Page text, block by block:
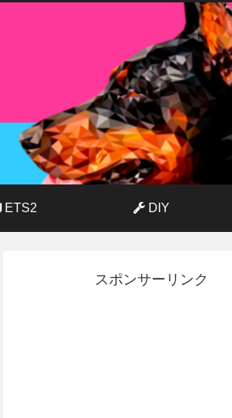
ETS2 DIY
スポンサーリンク